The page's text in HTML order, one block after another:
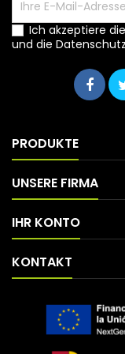
Ich akzeptiere
und die
PRODUKTE
UNSERE FIRMA
IHR KONTO
KONTAKT